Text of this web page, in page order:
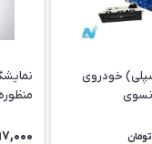
ساعت (دیسپلی) خودروی
تومان